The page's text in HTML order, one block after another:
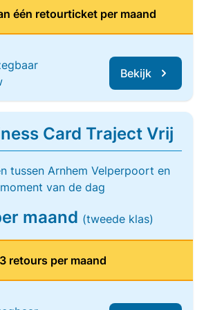
één retourticket per maand
Bekijk
Card Traject Vrij
tussen Arnhem Velperpoort en
van de dag
maand (tweede klas)
retours per maand